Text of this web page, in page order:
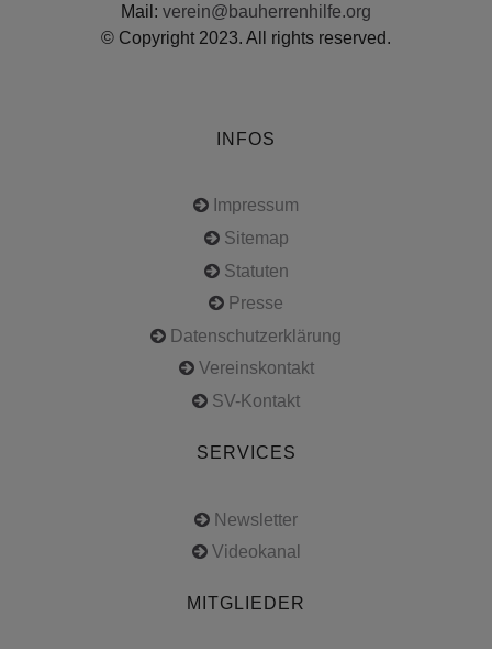
Mail: verein@bauherrenhilfe.org
© Copyright 2023. All rights reserved.
INFOS
Impressum
Sitemap
Statuten
Presse
Datenschutzerklärung
Vereinskontakt
SV-Kontakt
SERVICES
Newsletter
Videokanal
MITGLIEDER